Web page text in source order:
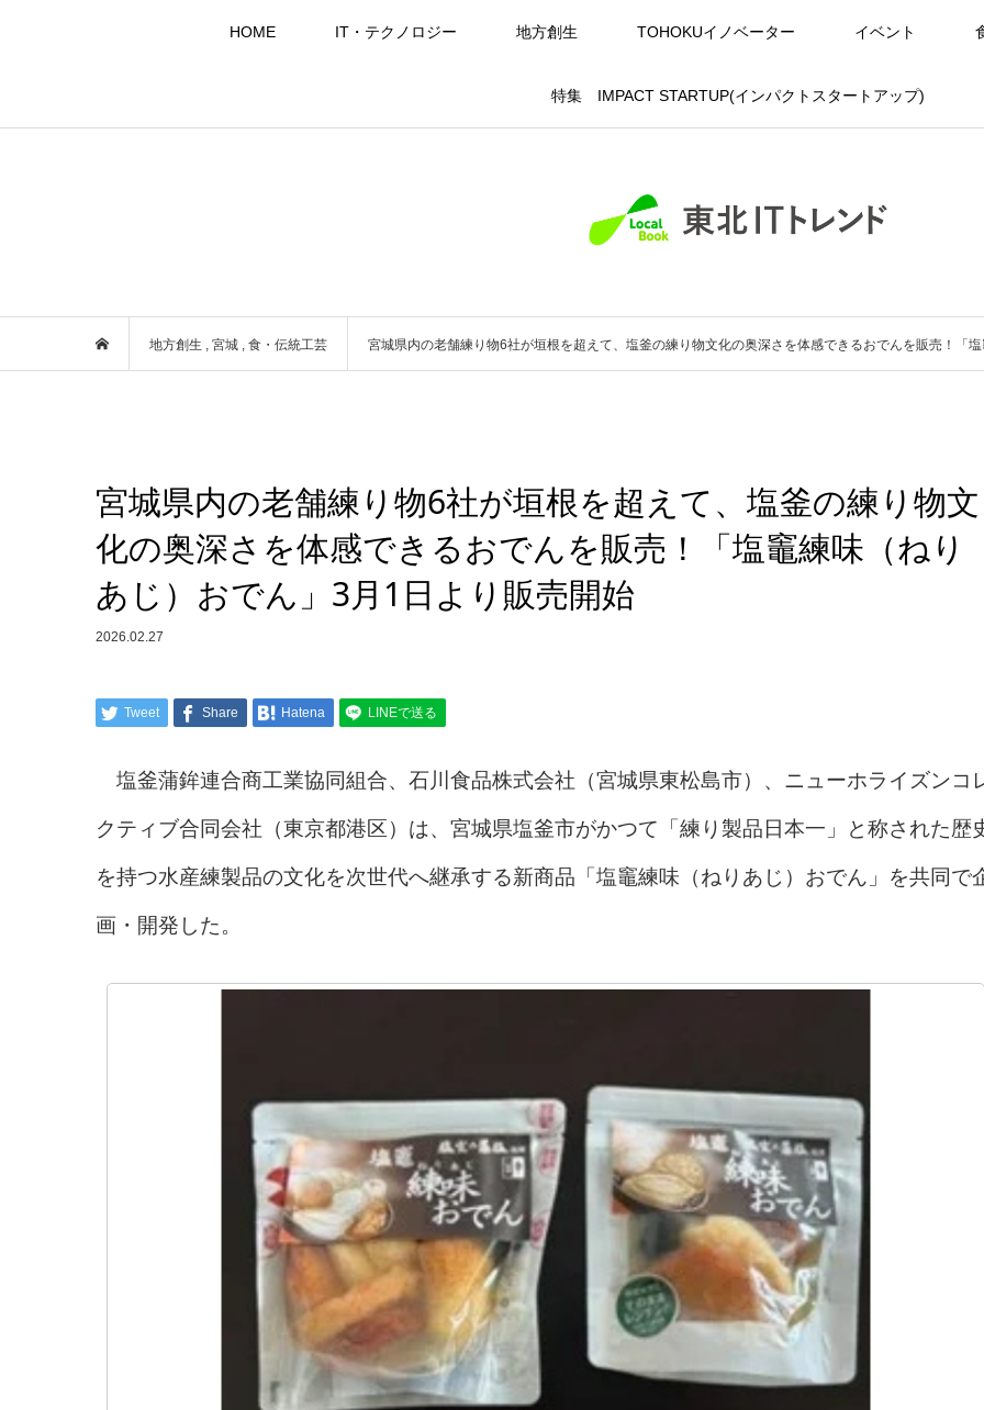
HOME IT・テクノロジー 地方創生 TOHOKUイノベーター イベント
特集 IMPACT STARTUP(インパクトスタートアップ)
地方創生 宮城 食・伝統工芸 宮城県内の老舗練り物6社が垣根を超えて、塩釜の練り物文化の奥深さを体感できるおでんを販売！「
宮城県内の老舗練り物6社が垣根を超えて、塩釜の練り物文
化の奥深さを体感できるおでんを販売！「塩竈練味（ねり
あじ）おでん」3月1日より販売開始
2026.02.27
Tweet Share Hatena LINEで送る
塩釜蒲鉾連合商工業協同組合、石川食品株式会社（宮城県東松島市）、ニューホライズンコ
クティブ合同会社（東京都港区）は、宮城県塩釜市がかつて「練り製品日本一」と称された歴
を持つ水産練製品の文化を次世代へ継承する新商品「塩竈練味（ねりあじ）おでん」を共同で
画・開発した。